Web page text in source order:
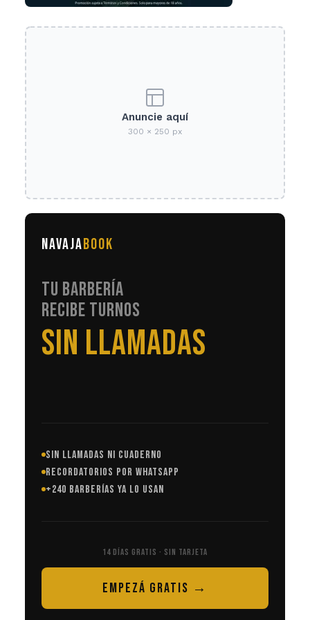
Anuncie aquí
300 × 250 px
NAVAJABOOK
TU BARBERÍA
RECIBE TURNOS
EN AUTOMÁTICO
SIN LLAMADAS NI CUADERNO
RECORDATORIOS POR WHATSAPP
+240 BARBERÍAS YA LO USAN
14 DÍAS GRATIS · SIN TARJETA
EMPEZÁ GRATIS →